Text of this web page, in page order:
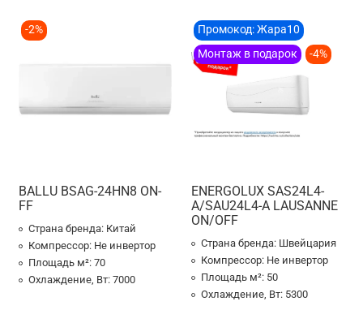
-2%
BALLU BSAG-24HN8 ON-
FF
Страна бренда: Китай
Компрессор: Не инвертор
Площадь м²: 70
Охлаждение, Вт: 7000
Промокод: Жара10
Монтаж в подарок
-4%
ENERGOLUX SAS24L4-
A/SAU24L4-A LAUSANNE
ON/OFF
Страна бренда: Швейцария
Компрессор: Не инвертор
Площадь м²: 50
Охлаждение, Вт: 5300